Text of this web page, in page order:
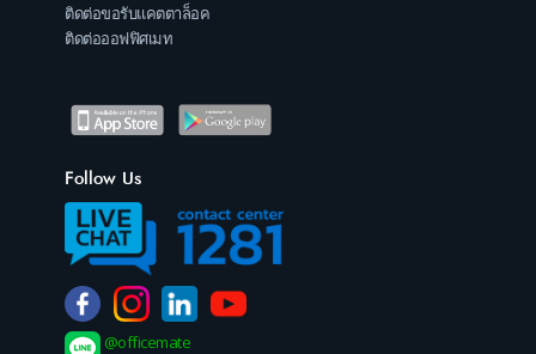
ติดต่อขอรับแคตตาล็อค
ติดต่อออฟฟิศเมท
Follow Us
@officemate